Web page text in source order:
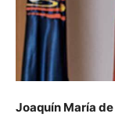
Joaquín María